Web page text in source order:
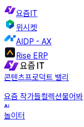
요즘IT
위시켓
AIDP - AX
Rise ERP
콘텐츠프로덕트 밸리
요즘 작가들컬렉션물어봐
놀이터